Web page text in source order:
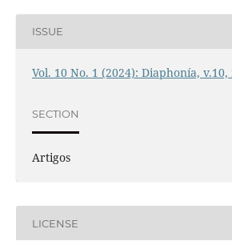
ISSUE
Vol. 10 No. 1 (2024): Diaphonía, v.10,
SECTION
Artigos
LICENSE